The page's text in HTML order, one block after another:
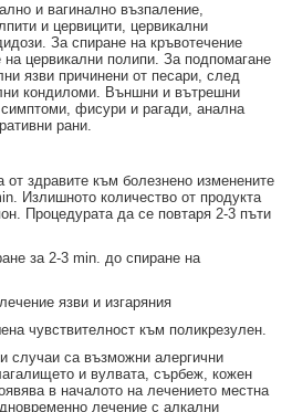
и вагинално възпаление,
и цервицити, цервикални
За спиране на кръвотечение
цервикални полипи. За подпомагане
язви причинени от песари, след
кондиломи. Външни и вътрешни
фисури и рагади, анална
рани.
здравите към болезнено изменените
Излишното количество от продукта
Процедурата да се повтаря 2-3 пъти
за 2-3 min. до спиране на
язви и изгаряния
чувствителност към поликрезулен.
случаи са възможни алергични
и вулвата, сърбеж, кожен
в началото на лечението местна
лечение с алкални